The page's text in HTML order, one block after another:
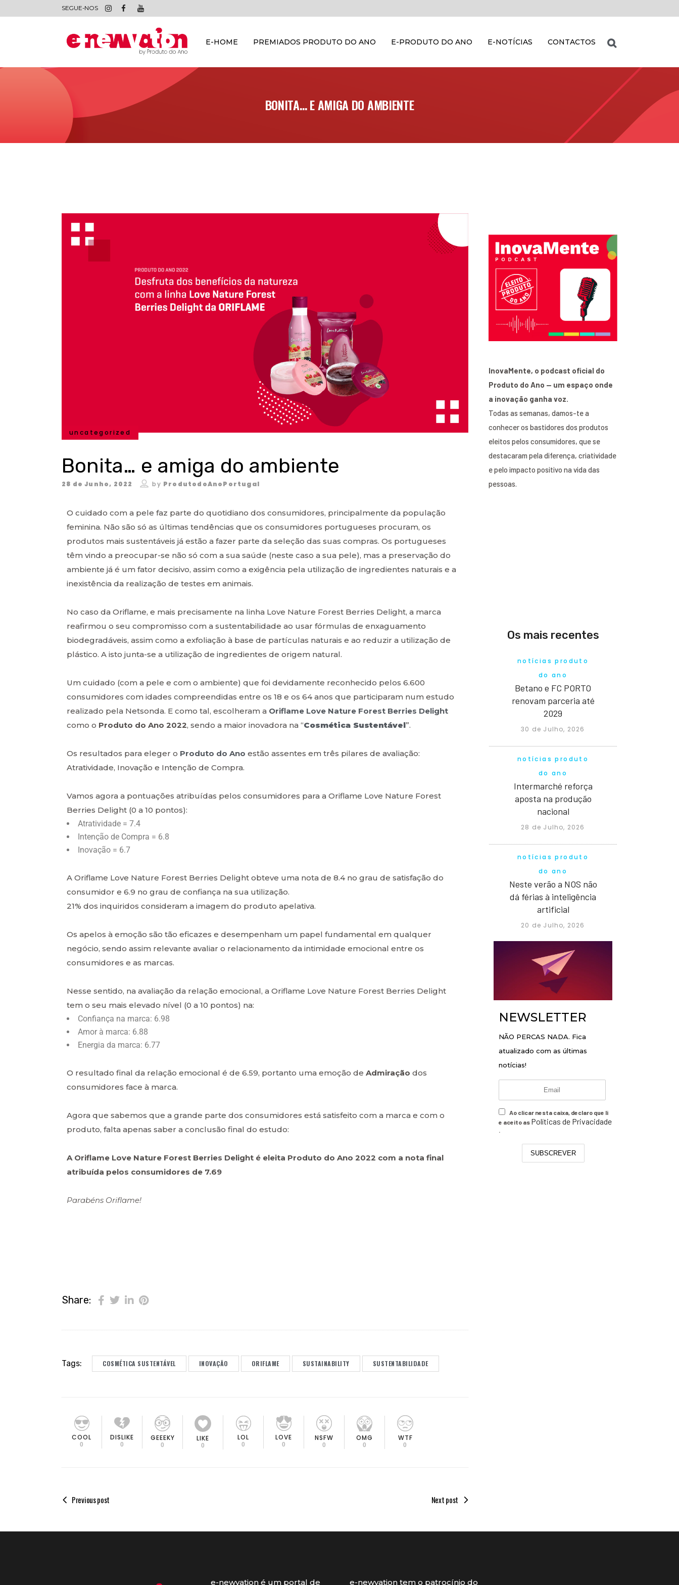
SEGUE-NOS
E-HOME PREMIADOS PRODUTO DO ANO E-PRODUTO DO ANO E-NOTÍCIAS CONTACTOS
BONITA… E AMIGA DO AMBIENTE
uncategorized
Bonita… e amiga do ambiente
28 de Junho, 2022 by ProdutodoAnoPortugal
O cuidado com a pele faz parte do quotidiano dos consumidores, principalmente da população
feminina. Não são só as últimas tendências que os consumidores portugueses procuram, os
produtos mais sustentáveis já estão a fazer parte da seleção das suas compras. Os portugueses
têm vindo a preocupar-se não só com a sua saúde (neste caso a sua pele), mas a preservação do
ambiente já é um fator decisivo, assim como a exigência pela utilização de ingredientes naturais e a
inexistência da realização de testes em animais.
No caso da Oriflame, e mais precisamente na linha Love Nature Forest Berries Delight, a marca
reafirmou o seu compromisso com a sustentabilidade ao usar fórmulas de enxaguamento
biodegradáveis, assim como a exfoliação à base de partículas naturais e ao reduzir a utilização de
plástico. A isto junta-se a utilização de ingredientes de origem natural.
Um cuidado (com a pele e com o ambiente) que foi devidamente reconhecido pelos 6.600
consumidores com idades compreendidas entre os 18 e os 64 anos que participaram num estudo
realizado pela Netsonda. E como tal, escolheram a Oriflame Love Nature Forest Berries Delight
como o Produto do Ano 2022, sendo a maior inovadora na “Cosmética Sustentável”.
Os resultados para eleger o Produto do Ano estão assentes em três pilares de avaliação:
Atratividade, Inovação e Intenção de Compra.
Vamos agora a pontuações atribuídas pelos consumidores para a Oriflame Love Nature Forest
Berries Delight (0 a 10 pontos):
Atratividade = 7.4
Intenção de Compra = 6.8
Inovação = 6.7
A Oriflame Love Nature Forest Berries Delight obteve uma nota de 8.4 no grau de satisfação do
consumidor e 6.9 no grau de confiança na sua utilização.
21% dos inquiridos consideram a imagem do produto apelativa.
Os apelos à emoção são tão eficazes e desempenham um papel fundamental em qualquer
negócio, sendo assim relevante avaliar o relacionamento da intimidade emocional entre os
consumidores e as marcas.
Nesse sentido, na avaliação da relação emocional, a Oriflame Love Nature Forest Berries Delight
tem o seu mais elevado nível (0 a 10 pontos) na:
Confiança na marca: 6.98
Amor à marca: 6.88
Energia da marca: 6.77
O resultado final da relação emocional é de 6.59, portanto uma emoção de Admiração dos
consumidores face à marca.
Agora que sabemos que a grande parte dos consumidores está satisfeito com a marca e com o
produto, falta apenas saber a conclusão final do estudo:
A Oriflame Love Nature Forest Berries Delight é eleita Produto do Ano 2022 com a nota final
atribuída pelos consumidores de 7.69
Parabéns Oriflame!
Share:
Tags: COSMÉTICA SUSTENTÁVEL INOVAÇÃO ORIFLAME SUSTAINABILITY SUSTENTABILIDADE
COOL
0
DISLIKE
0
GEEEKY
0
LIKE
0
LOL
0
LOVE
0
NSFW
0
OMG
0
WTF
0
Previous post Next post
InovaMente, o podcast oficial do
Produto do Ano — um espaço onde
a inovação ganha voz.
Todas as semanas, damos-te a
conhecer os bastidores dos produtos
eleitos pelos consumidores, que se
destacaram pela diferença, criatividade
e pelo impacto positivo na vida das
pessoas.
Os mais recentes
notícias produto
do ano
Betano e FC PORTO
renovam parceria até
2029
30 de Julho, 2026
notícias produto
do ano
Intermarché reforça
aposta na produção
nacional
28 de Julho, 2026
notícias produto
do ano
Neste verão a NOS não
dá férias à inteligência
artificial
20 de Julho, 2026
NEWSLETTER
NÃO PERCAS NADA. Fica
atualizado com as últimas
notícias!
Ao clicar nesta caixa, declaro que li
e aceito as Políticas de Privacidade
.
SUBSCREVER
e-newvation é um portal de e-newvation tem o patrocínio do